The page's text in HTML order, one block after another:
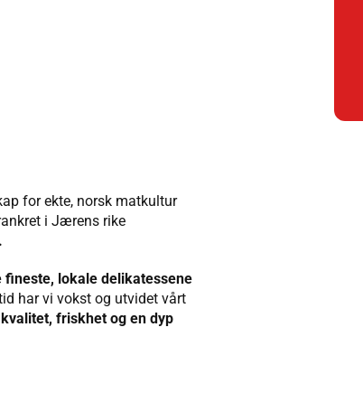
for ekte, norsk matkultur
i Jærens rike
fineste, lokale delikatessene
har vi vokst og utvidet vårt
kvalitet, friskhet og en dyp